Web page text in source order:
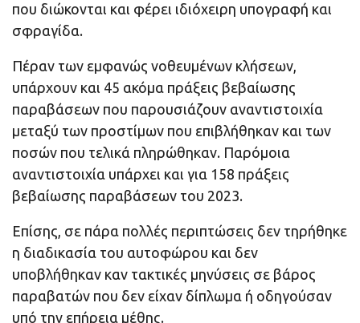
που διώκονται και φέρει ιδιόχειρη υπογραφή και
σφραγίδα.
Πέραν των εμφανώς νοθευμένων κλήσεων,
υπάρχουν και 45 ακόμα πράξεις βεβαίωσης
παραβάσεων που παρουσιάζουν αναντιστοιχία
μεταξύ των προστίμων που επιβλήθηκαν και των
ποσών που τελικά πληρώθηκαν. Παρόμοια
αναντιστοιχία υπάρχει και για 158 πράξεις
βεβαίωσης παραβάσεων του 2023.
Επίσης, σε πάρα πολλές περιπτώσεις δεν τηρήθηκε
η διαδικασία του αυτοφώρου και δεν
υποβλήθηκαν καν τακτικές μηνύσεις σε βάρος
παραβατών που δεν είχαν δίπλωμα ή οδηγούσαν
υπό την επήρεια μέθης.